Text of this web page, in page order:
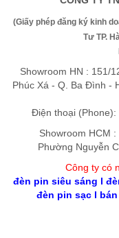
(Giấy phép đăng ký kinh
Tư TP.
Showroom HN : 151/
Phúc Xá - Q. Ba Đình -
Điện thoại
Showroom HCM
Phường Nguyễn
Công ty có
đèn pin siêu sáng l
đèn pin sạcl